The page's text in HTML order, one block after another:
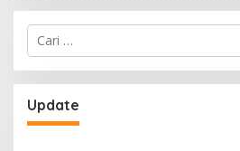
Cari
untuk:
Update